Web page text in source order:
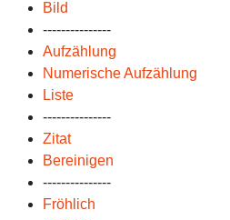
Bild
---------------
Aufzählung
Numerische Aufzählung
Liste
---------------
Zitat
Bereinigen
---------------
Fröhlich